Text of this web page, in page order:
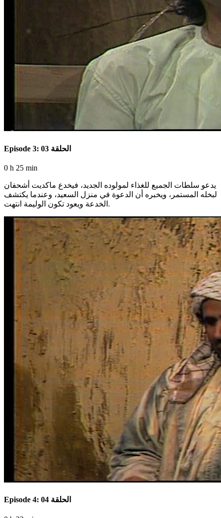
Episode 3: الحلقة 03
0 h 25 min
يدعو سلطات الجميع للغذاء لمولوده الجديد، فيخدع ماكديت أشحفان
لبخله المستمر، ويخبره أن الدعوة في منزل السعيد، وعندما يكتشف
الخدعة ويعود تكون الوليمة انتهت.
Episode 4: الحلقة 04